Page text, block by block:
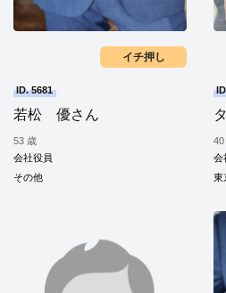
イチ押し
ID. 5681
若松 優さん
53 歳
会社役員
その他
40
会
東